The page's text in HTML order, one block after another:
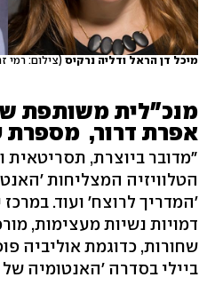
מיכל דן הראל ודליה נרקיס (צילום: רמי
מנכ"לית משותפת
אפרת דרור, מספרת
"מדובר ביוצרת, תסריטאית
הטלוויזיה המצליחות
'המדריך לרוצח' ועוד.
דמויות נשיות מעצימות,
שחורות, כדוגמת אוליביה
ביילי בסדרה 'האנטומיה של